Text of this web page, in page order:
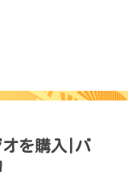
オを購入|バ